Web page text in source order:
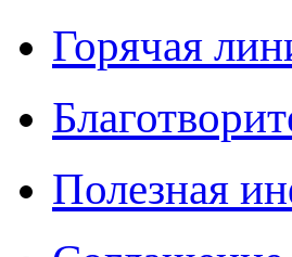
Горячая
Полезная